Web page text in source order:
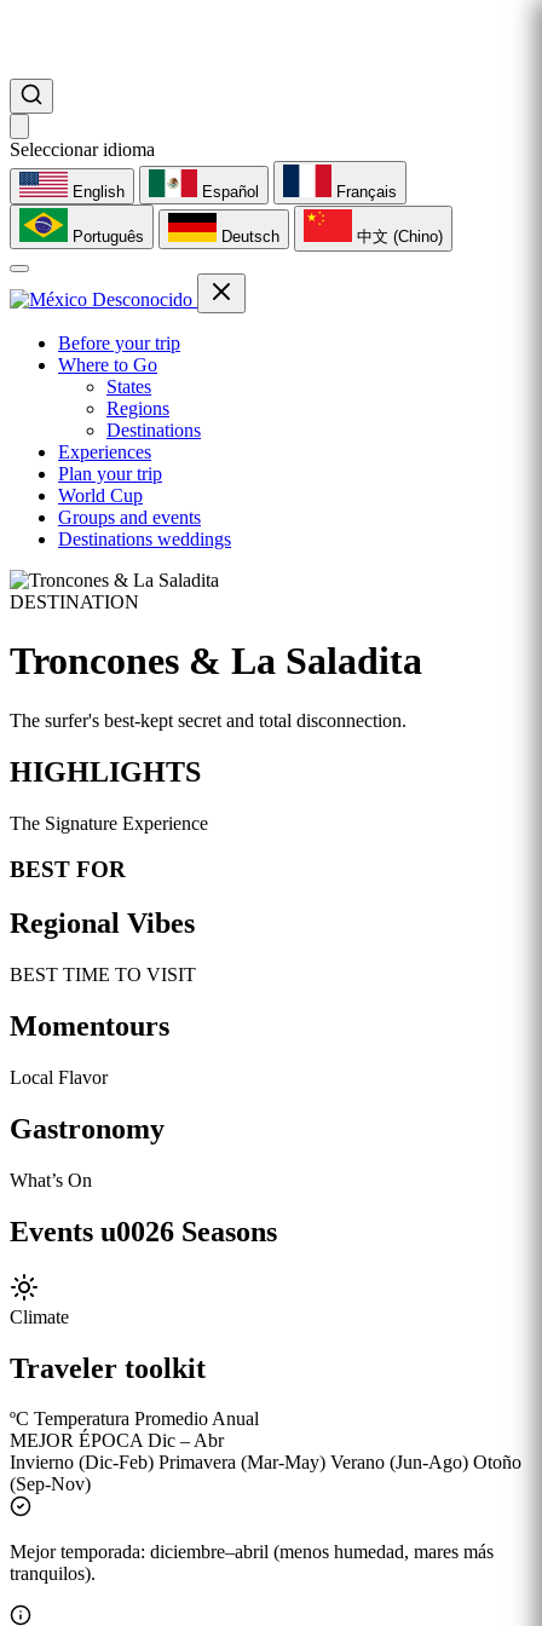
Seleccionar idioma
English Español Français
Português Deutsch 中文 (Chino)
Before your trip
Where to Go
States
Regions
Destinations
Experiences
Plan your trip
World Cup
Groups and events
Destinations weddings
DESTINATION
Troncones & La Saladita
The surfer's best-kept secret and total disconnection.
HIGHLIGHTS
The Signature Experience
BEST FOR
Regional Vibes
BEST TIME TO VISIT
Momentours
Local Flavor
Gastronomy
What’s On
Events u0026 Seasons
Climate
Traveler toolkit
ºC Temperatura Promedio Anual
MEJOR ÉPOCA Dic – Abr
Invierno (Dic-Feb) Primavera (Mar-May) Verano (Jun-Ago) Otoño
(Sep-Nov)
Mejor temporada: diciembre–abril (menos humedad, mares más
tranquilos).